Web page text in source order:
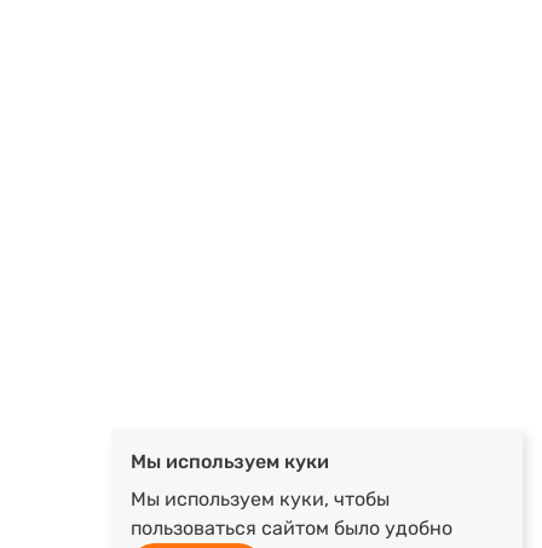
Мы используем куки
Мы используем куки, чтобы
пользоваться сайтом было удобно